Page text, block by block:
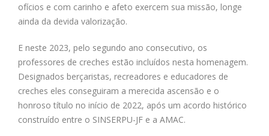
ofícios e com carinho e afeto exercem sua missão, longe
ainda da devida valorização.
E neste 2023, pelo segundo ano consecutivo, os
professores de creches estão incluídos nesta homenagem.
Designados berçaristas, recreadores e educadores de
creches eles conseguiram a merecida ascensão e o
honroso título no início de 2022, após um acordo histórico
construído entre o SINSERPU-JF e a AMAC.